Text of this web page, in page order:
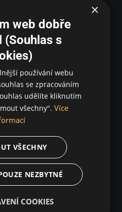
×
web dobře
(Souhlas s
používání webu
se zpracováním
udělíte kliknutím
všechny". Více
VŠECHNY
NEZBYTNÉ
COOKIES